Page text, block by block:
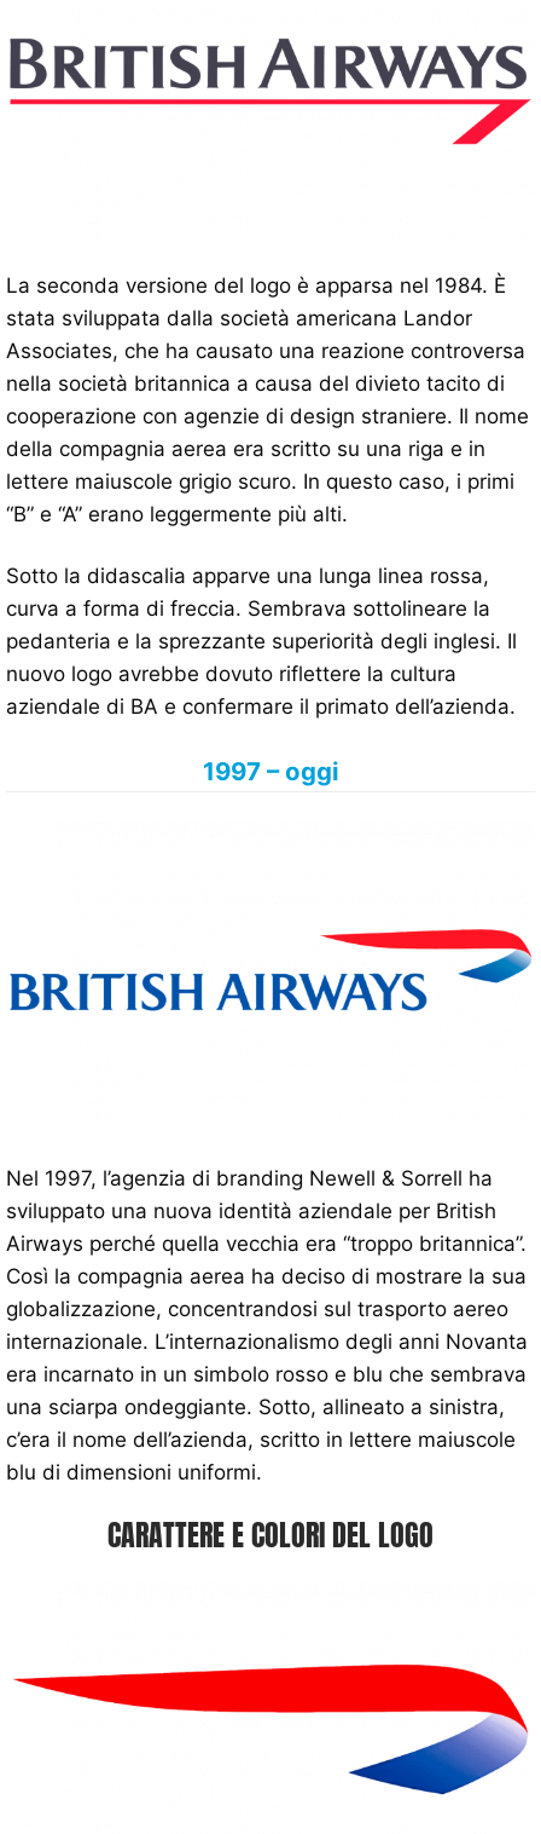
La seconda versione del logo è apparsa nel 1984. È
stata sviluppata dalla società americana Landor
Associates, che ha causato una reazione controversa
nella società britannica a causa del divieto tacito di
cooperazione con agenzie di design straniere. Il nome
della compagnia aerea era scritto su una riga e in
lettere maiuscole grigio scuro. In questo caso, i primi
“B” e “A” erano leggermente più alti.
Sotto la didascalia apparve una lunga linea rossa,
curva a forma di freccia. Sembrava sottolineare la
pedanteria e la sprezzante superiorità degli inglesi. Il
nuovo logo avrebbe dovuto riflettere la cultura
aziendale di BA e confermare il primato dell’azienda.
1997 – oggi
Nel 1997, l’agenzia di branding Newell & Sorrell ha
sviluppato una nuova identità aziendale per British
Airways perché quella vecchia era “troppo britannica”.
Così la compagnia aerea ha deciso di mostrare la sua
globalizzazione, concentrandosi sul trasporto aereo
internazionale. L’internazionalismo degli anni Novanta
era incarnato in un simbolo rosso e blu che sembrava
una sciarpa ondeggiante. Sotto, allineato a sinistra,
c’era il nome dell’azienda, scritto in lettere maiuscole
blu di dimensioni uniformi.
CARATTERE E COLORI DEL LOGO